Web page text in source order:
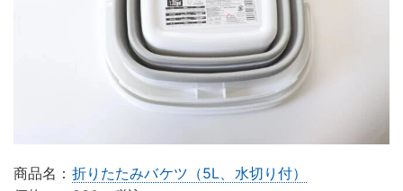
商品名： 折りたたみバケツ（5L、水切り付）